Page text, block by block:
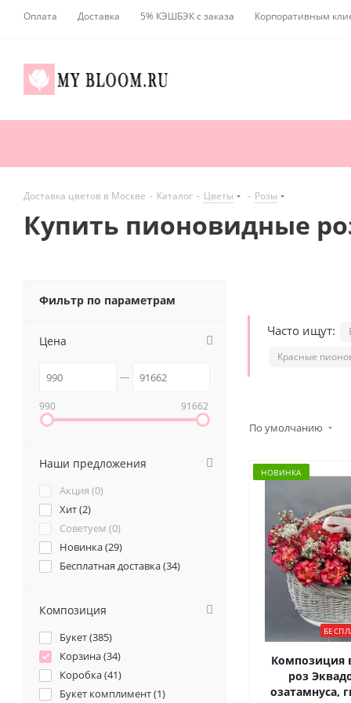
Оплата Доставка 5% КЭШБЭК с заказа Корпоративным
Доставка цветов в Москве - Каталог - Цветы - Розы
Купить пионовидные
Часто ищут:
Красные
По умолчанию
НОВИНКА
Композиция
роз
озатамнуса,
Фильтр по параметрам
Цена
990 91662
Наши предложения
Акция (0)
Хит (2)
Советуем (0)
Новинка (29)
Бесплатная доставка (34)
Композиция
Букет (385)
Корзина (34)
Коробка (41)
Букет комплимент (1)